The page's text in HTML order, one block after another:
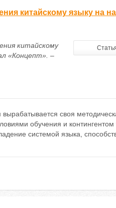
китайскому языку на
китайскому
«Концепт». –
своя
обучения и
системой языка,